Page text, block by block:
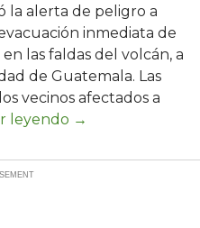
la alerta de peligro a
inmediata de
las faldas del volcán, a
de Guatemala. Las
vecinos afectados a